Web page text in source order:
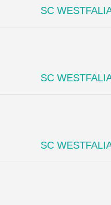
SC
SC
SC